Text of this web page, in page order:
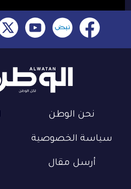
نحن الوطن
سياسة الخصوصية
أرسل مقال